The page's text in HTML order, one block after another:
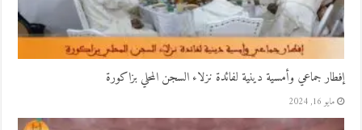
إفطار جماعي وأمسية دينية لفائدة نزلاء السجن المحلي بزاكورة
مايو 16, 2024